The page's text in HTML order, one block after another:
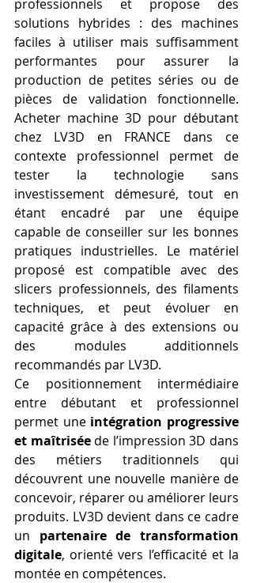
professionnels et propose des
solutions hybrides : des machines
faciles à utiliser mais suffisamment
performantes pour assurer la
production de petites séries ou de
pièces de validation fonctionnelle.
Acheter machine 3D pour débutant
chez LV3D en FRANCE dans ce
contexte professionnel permet de
tester la technologie sans
investissement démesuré, tout en
étant encadré par une équipe
capable de conseiller sur les bonnes
pratiques industrielles. Le matériel
proposé est compatible avec des
slicers professionnels, des filaments
techniques, et peut évoluer en
capacité grâce à des extensions ou
des modules additionnels
recommandés par LV3D.
Ce positionnement intermédiaire
entre débutant et professionnel
permet une intégration progressive
et maîtrisée de l’impression 3D dans
des métiers traditionnels qui
découvrent une nouvelle manière de
concevoir, réparer ou améliorer leurs
produits. LV3D devient dans ce cadre
un partenaire de transformation
digitale, orienté vers l’efficacité et la
montée en compétences.